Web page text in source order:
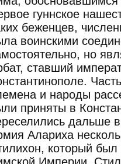
гуннское
беженцев,
воинскими
но
ставший
и народы
приняты в
дальше
Алариха
который